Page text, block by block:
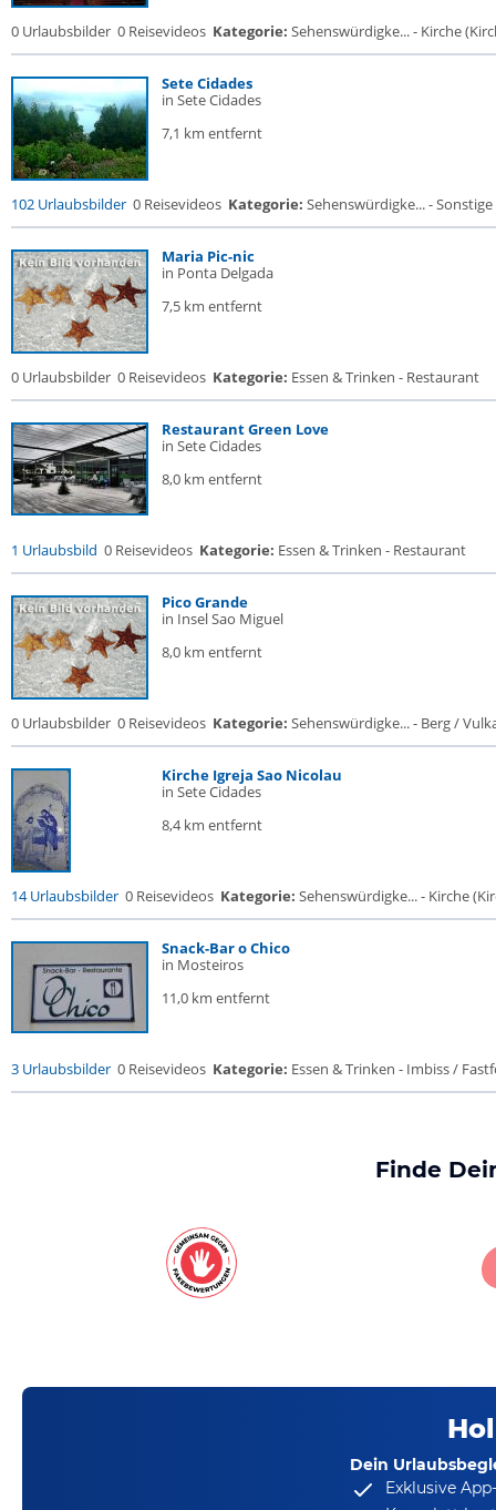
0 Urlaubsbilder 0 Reisevideos Kategorie: Sehenswürdigke... - Kirche
Sete Cidades
in Sete Cidades
7,1 km entfernt
102 Urlaubsbilder 0 Reisevideos Kategorie: Sehenswürdigke... - Sonstige
Maria Pic-nic
in Ponta Delgada
7,5 km entfernt
0 Urlaubsbilder 0 Reisevideos Kategorie: Essen & Trinken - Restaurant
Restaurant Green Love
in Sete Cidades
8,0 km entfernt
1 Urlaubsbild 0 Reisevideos Kategorie: Essen & Trinken - Restaurant
Pico Grande
in Insel Sao Miguel
8,0 km entfernt
0 Urlaubsbilder 0 Reisevideos Kategorie: Sehenswürdigke... - Berg /
Kirche Igreja Sao Nicolau
in Sete Cidades
8,4 km entfernt
14 Urlaubsbilder 0 Reisevideos Kategorie: Sehenswürdigke... - Kirche
Snack-Bar o Chico
in Mosteiros
11,0 km entfernt
3 Urlaubsbilder 0 Reisevideos Kategorie: Essen & Trinken - Imbiss /
Finde
Dein
Exklusive